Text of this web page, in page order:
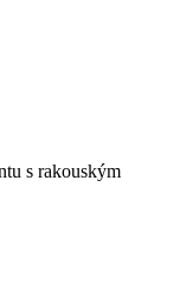
s rakouským